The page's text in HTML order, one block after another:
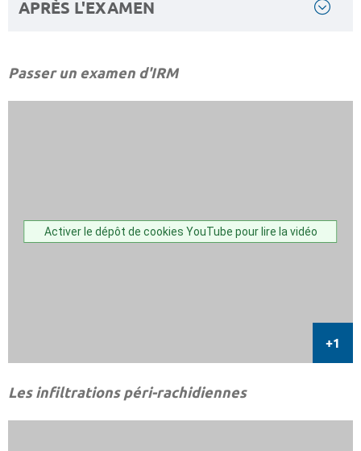
APRÈS L'EXAMEN
Passer un examen d'IRM
Activer le dépôt de cookies YouTube pour lire la vidéo
Les infiltrations péri-rachidiennes